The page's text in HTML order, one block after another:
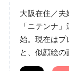
大阪在住／夫
「ニテンナ
始。現在はプ
と、似顔絵の